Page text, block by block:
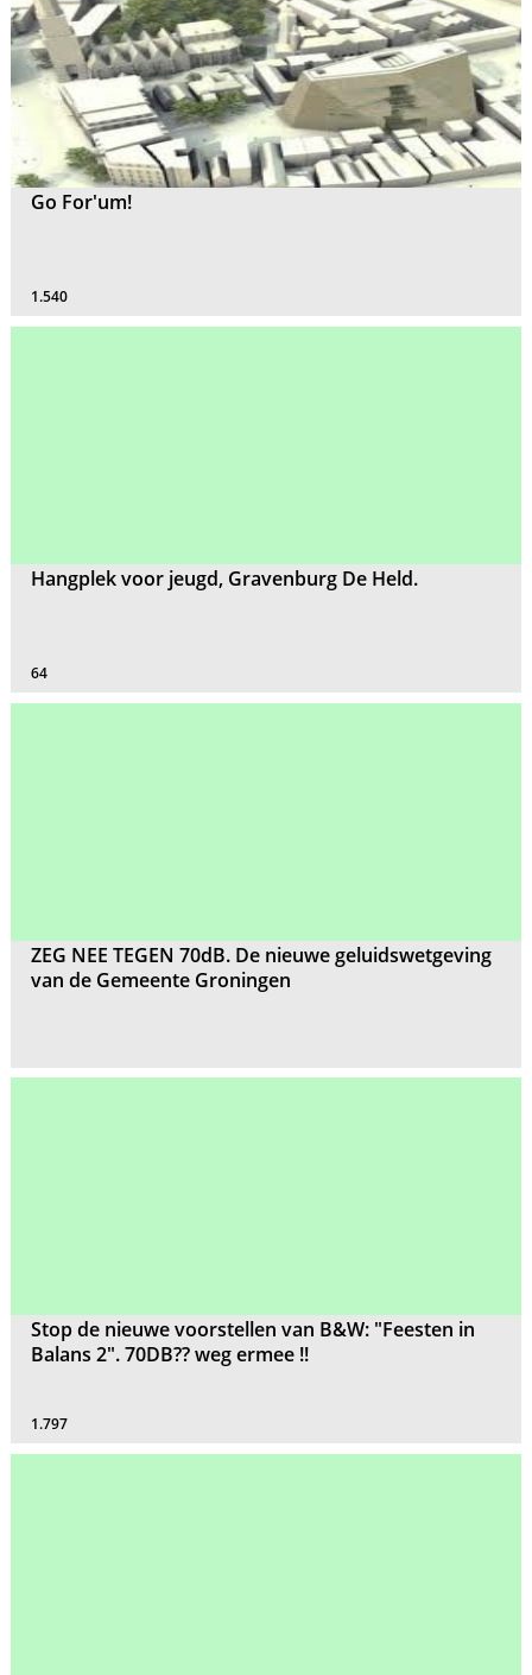
Go For'um!
1.540
Hangplek voor jeugd, Gravenburg De Held.
64
ZEG NEE TEGEN 70dB. De nieuwe geluidswetgeving
van de Gemeente Groningen
Stop de nieuwe voorstellen van B&W: "Feesten in
Balans 2". 70DB?? weg ermee !!
1.797